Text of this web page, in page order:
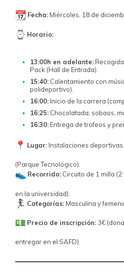
Fecha:Miércoles, 18 de
Horario:
13:00h en adelante:
Pack (Hall de Entrada).
15:40: Calentamiento con
polideportivo).
16:00:Inicio de la carrera
16:25: Chocolatada, sobaos,
16:30:Entrega de trofeos y
Lugar:Instalaciones deportivas
(Parque Tecnológico).
Recorrido: Circuito de 1 milla
en la universidad).
Categorías:Masculina y
Precio de inscripción: 3€
entregar en el SAFD).